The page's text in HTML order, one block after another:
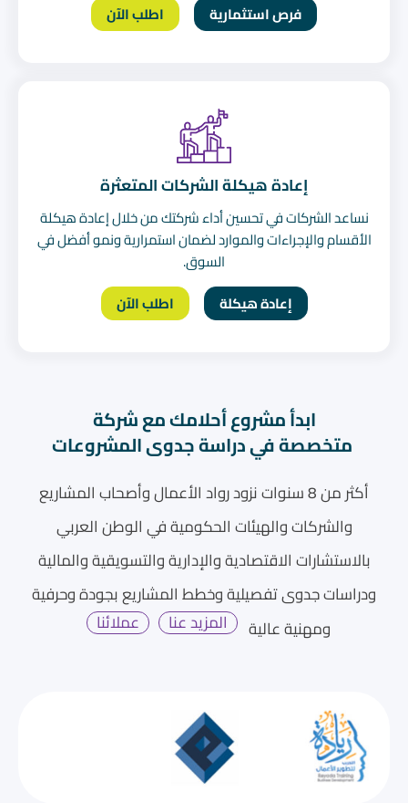
فرص استثمارية
اطلب الآن
إعادة هيكلة الشركات المتعثرة
نساعد الشركات في تحسين أداء شركتك من خلال إعادة هيكلة
الأقسام والإجراءات والموارد لضمان استمرارية ونمو أفضل في
السوق.
إعادة هيكلة
اطلب الآن
ابدأ مشروع أحلامك مع شركة
متخصصة في دراسة جدوى المشروعات
أكثر من 8 سنوات نزود رواد الأعمال وأصحاب المشاريع
والشركات والهيئات الحكومية في الوطن العربي
بالاستشارات الاقتصادية والإدارية والتسويقية والمالية
ودراسات جدوى تفصيلية وخطط المشاريع بجودة وحرفية
ومهنية عالية
المزيد عنا عملائنا